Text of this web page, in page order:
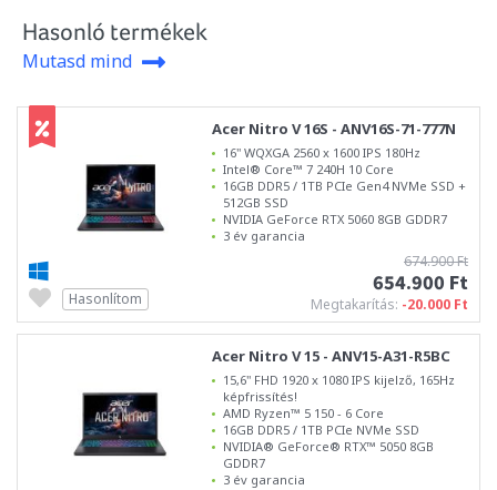
Hasonló termékek
Mutasd mind
Acer Nitro V 16S - ANV16S-71-777N
16" WQXGA 2560 x 1600 IPS 180Hz
Intel® Core™ 7 240H 10 Core
16GB DDR5 / 1TB PCIe Gen4 NVMe SSD +
512GB SSD
NVIDIA GeForce RTX 5060 8GB GDDR7
3 év garancia
674.900 Ft
654.900 Ft
Megtakarítás: -20.000 Ft
Hasonlítom
Acer Nitro V 15 - ANV15-A31-R5BC
15,6" FHD 1920 x 1080 IPS kijelző, 165Hz
képfrissítés!
AMD Ryzen™ 5 150 - 6 Core
16GB DDR5 / 1TB PCIe NVMe SSD
NVIDIA® GeForce® RTX™ 5050 8GB
GDDR7
3 év garancia